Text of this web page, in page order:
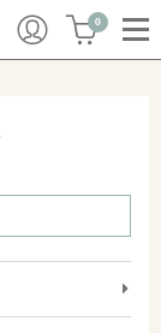
0